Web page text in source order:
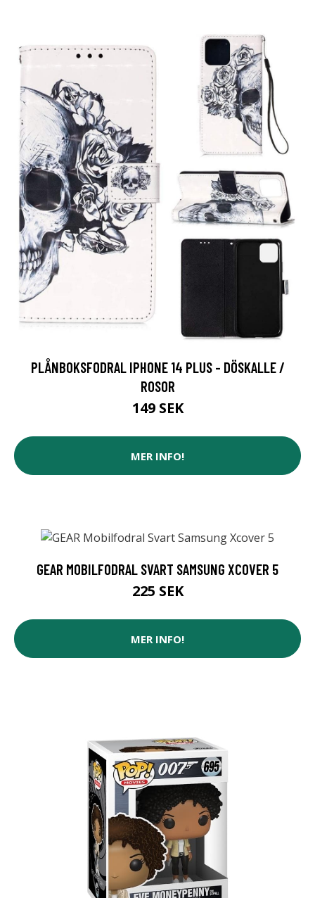
PLÅNBOKSFODRAL IPHONE 14 PLUS - DÖSKALLE /
ROSOR
149 SEK
MER INFO!
GEAR MOBILFODRAL SVART SAMSUNG XCOVER 5
225 SEK
MER INFO!